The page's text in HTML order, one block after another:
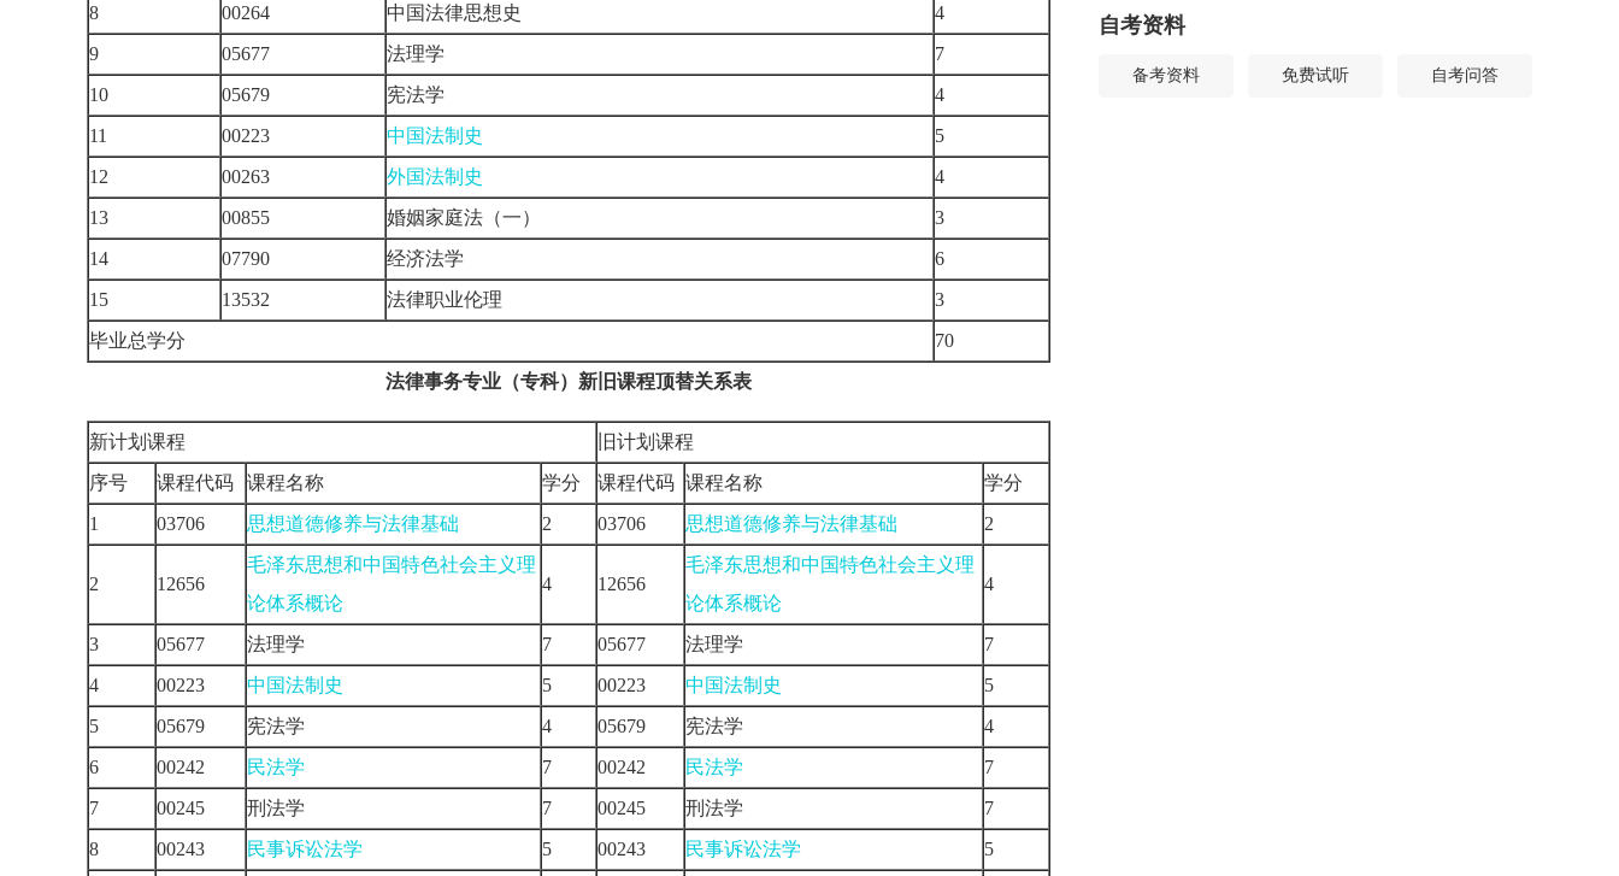
8
00264 中国法律思想史
4
9
05677 法理学
7
10
05679 宪法学
4
11
00223 中国法制史
5
12
00263 外国法制史
4
13
00855 婚姻家庭法（一）
3
14
07790 经济法学
6
15
13532 法律职业伦理
3
毕业总学分
70
法律事务专业（专科）新旧课程顶替关系表
新计划课程
旧计划课程
序号
课程代码 课程名称 学分 课程代码 课程名称
学分
1
03706 思想道德修养与法律基础 2 03706 思想道德修养与法律基础 2
2 12656
毛泽东思想和中国特色社会主义理
论体系概论
4 12656
毛泽东思想和中国特色社会主义理
论体系概论
4
3 05677 法理学 7 05677 法理学
7
4
00223 中国法制史 5 00223 中国法制史
5
5
05679 宪法学 4 05679 宪法学
4
6
00242 民法学 7 00242 民法学
7
7
00245 刑法学 7 00245 刑法学
7
8
00243 民事诉讼法学 5 00243 民事诉讼法学
5
自考资料
备考资料 免费试听 自考问答